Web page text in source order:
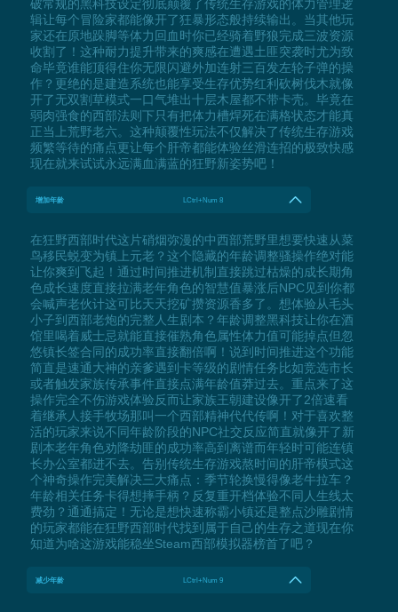
破常规的黑科技设定彻底颠覆了传统生存游戏的体力管理逻
辑让每个冒险家都能像开了狂暴形态般持续输出。当其他玩
家还在原地跺脚等体力回血时你已经骑着野狼完成三波资源
收割了！这种耐力提升带来的爽感在遭遇土匪突袭时尤为致
命毕竟谁能顶得住你无限闪避外加连射三百发左轮子弹的操
作？更绝的是建造系统也能享受生存优势红利砍树伐木就像
开了无双割草模式一口气堆出十层木屋都不带卡壳。毕竟在
弱肉强食的西部法则下只有把体力槽焊死在满格状态才能真
正当上荒野老六。这种颠覆性玩法不仅解决了传统生存游戏
频繁等待的痛点更让每个肝帝都能体验丝滑连招的极致快感
现在就来试试永远满血满蓝的狂野新姿势吧！
增加年龄 LCtrl+Num 8
在狂野西部时代这片硝烟弥漫的中西部荒野里想要快速从菜
鸟移民蜕变为镇上元老？这个隐藏的年龄调整骚操作绝对能
让你爽到飞起！通过时间推进机制直接跳过枯燥的成长期角
色成长速度直接拉满老年角色的智慧值暴涨后NPC见到你都
会喊声老伙计这可比天天挖矿攒资源香多了。想体验从毛头
小子到西部老炮的完整人生剧本？年龄调整黑科技让你在酒
馆里喝着威士忌就能直接催熟角色属性体力值可能掉点但忽
悠镇长签合同的成功率直接翻倍啊！说到时间推进这个功能
简直是速通大神的亲爹遇到卡等级的剧情任务比如竞选市长
或者触发家族传承事件直接点满年龄值莽过去。重点来了这
操作完全不伤游戏体验反而让家族王朝建设像开了2倍速看
着继承人接手牧场那叫一个西部精神代代传啊！对于喜欢整
活的玩家来说不同年龄阶段的NPC社交反应简直就像开了新
剧本老年角色劝降劫匪的成功率高到离谱而年轻时可能连镇
长办公室都进不去。告别传统生存游戏熬时间的肝帝模式这
个神奇操作完美解决三大痛点：季节轮换慢得像老牛拉车？
年龄相关任务卡得想摔手柄？反复重开档体验不同人生线太
费劲？通通搞定！无论是想快速称霸小镇还是整点沙雕剧情
的玩家都能在狂野西部时代找到属于自己的生存之道现在你
知道为啥这游戏能稳坐Steam西部模拟器榜首了吧？
减少年龄 LCtrl+Num 9